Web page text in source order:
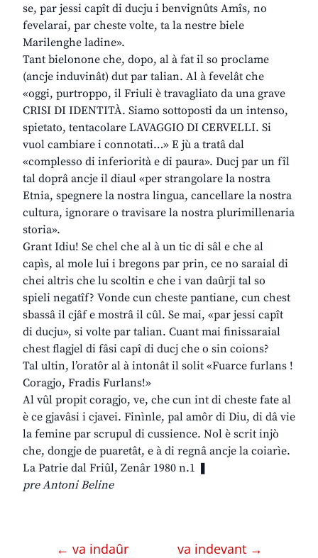
se, par jessi capît di ducju i benvignûts Amîs, no
fevelarai, par cheste volte, ta la nestre biele
Marilenghe ladine».
Tant bielonone che, dopo, al à fat il so proclame
(ancje induvinât) dut par talian. Al à fevelât che
«oggi, purtroppo, il Friuli è travagliato da una grave
CRISI DI IDENTITÀ. Siamo sottoposti da un intenso,
spietato, tentacolare LAVAGGIO DI CERVELLI. Si
vuol cambiare i connotati…» E jù a tratâ dal
«complesso di inferiorità e di paura». Ducj par un fîl
tal doprâ ancje il diaul «per strangolare la nostra
Etnia, spegnere la nostra lingua, cancellare la nostra
cultura, ignorare o travisare la nostra plurimillenaria
storia».
Grant Idiu! Se chel che al à un tic di sâl e che al
capìs, al mole lui i bregons par prin, ce no saraial di
chei altris che lu scoltin e che i van daûrji tal so
spieli negatîf? Vonde cun cheste pantiane, cun chest
sbassâ il cjâf e mostrâ il cûl. Se mai, «par jessi capît
di ducju», si volte par talian. Cuant mai finissaraial
chest flagjel di fâsi capî di ducj che o sin coions?
Tal ultin, l’oratôr al à intonât il solit «Fuarce furlans !
Coragjo, Fradis Furlans!»
Al vûl propit coragjo, ve, che cun int di cheste fate al
è ce gjavâsi i cjavei. Finìnle, pal amôr di Diu, di dâ vie
la femine par scrupul di cussience. Nol è scrit injò
che, dongje de puaretât, e à di regnâ ancje la coiarìe.
La Patrie dal Friûl, Zenâr 1980 n.1 ❚
pre Antoni Beline
← va indaûr va indevant →